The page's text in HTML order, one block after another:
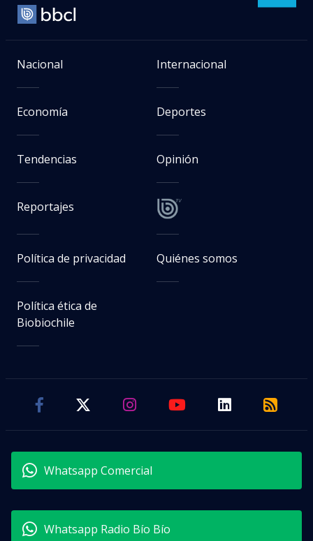
Nacional Internacional
Economía Deportes
Tendencias Opinión
Reportajes
Política de privacidad Quiénes somos
Política ética de
Biobiochile
Whatsapp Comercial
Whatsapp Radio Bío Bío